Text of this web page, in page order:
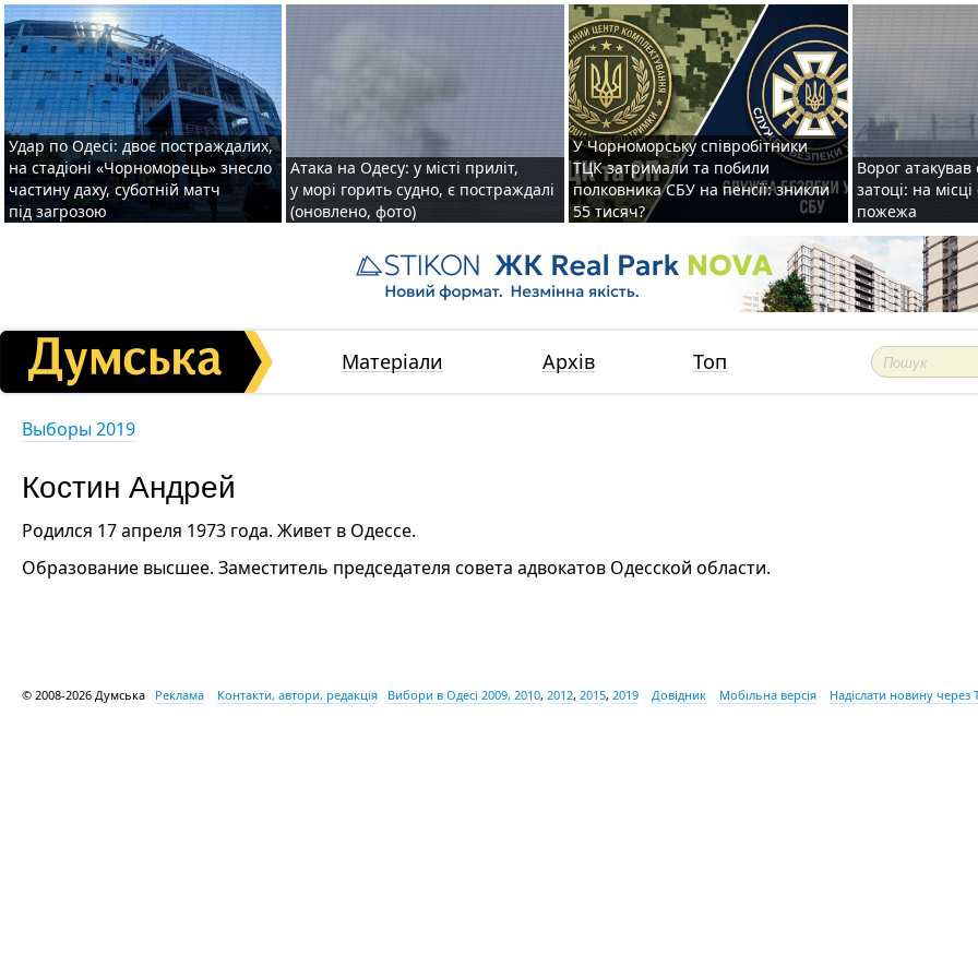
Удар по Одесі: двоє постраждалих,
на стадіоні «Чорноморець» знесло
частину даху, суботній матч
під загрозою
Атака на Одесу: у місті приліт,
у морі горить судно, є постраждалі
(оновлено, фото)
У Чорноморську співробітники
ТЦК затримали та побили
полковника СБУ на пенсії: зникли
55 тисяч?
Ворог атакував
затоці: на
пожежа
Матеріали Архів Топ
Выборы 2019
Костин Андрей
Родился 17 апреля 1973 года. Живет в Одессе.
Образование высшее. Заместитель председателя совета адвокатов Одесской области.
© 2008-2026 Думська Реклама Контакти, автори, редакція Вибори в Одесі 2009, 2010, 2012, 2015, 2019 Довідник Мобільна версія Надіслати новину через